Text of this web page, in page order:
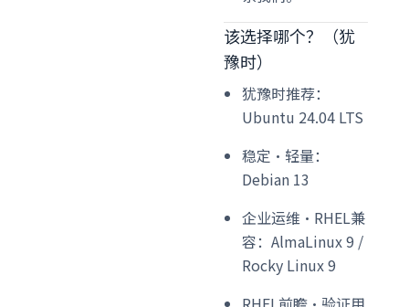
该选择哪个？（犹
豫时）
犹豫时推荐：
Ubuntu 24.04 LTS
稳定·轻量：
Debian 13
企业运维·RHEL兼
容：AlmaLinux 9 /
Rocky Linux 9